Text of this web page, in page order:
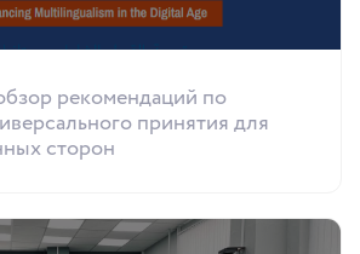
рекомендаций по
принятия для
сторон